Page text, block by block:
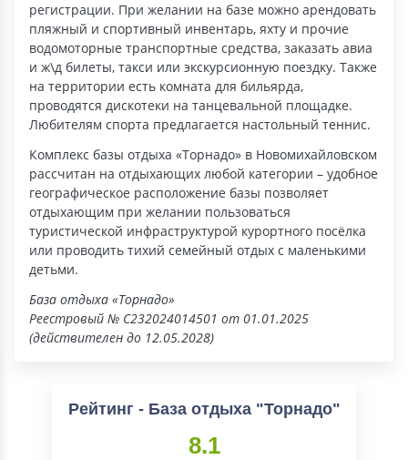
регистрации. При желании на базе можно арендовать
пляжный и спортивный инвентарь, яхту и прочие
водомоторные транспортные средства, заказать авиа
и ж\д билеты, такси или экскурсионную поездку. Также
на территории есть комната для бильярда,
проводятся дискотеки на танцевальной площадке.
Любителям спорта предлагается настольный теннис.
Комплекс базы отдыха «Торнадо» в Новомихайловском
рассчитан на отдыхающих любой категории – удобное
географическое расположение базы позволяет
отдыхающим при желании пользоваться
туристической инфраструктурой курортного посёлка
или проводить тихий семейный отдых с маленькими
детьми.
База отдыха «Торнадо»
Реестровый № С232024014501 от 01.01.2025
(действителен до 12.05.2028)
Рейтинг - База отдыха "Торнадо"
8.1